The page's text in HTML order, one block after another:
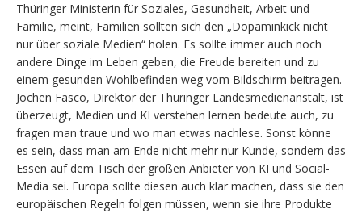
Thüringer Ministerin für Soziales, Gesundheit, Arbeit und
Familie, meint, Familien sollten sich den „Dopaminkick nicht
nur über soziale Medien“ holen. Es sollte immer auch noch
andere Dinge im Leben geben, die Freude bereiten und zu
einem gesunden Wohlbefinden weg vom Bildschirm beitragen.
Jochen Fasco, Direktor der Thüringer Landesmedienanstalt, ist
überzeugt, Medien und KI verstehen lernen bedeute auch, zu
fragen man traue und wo man etwas nachlese. Sonst könne
es sein, dass man am Ende nicht mehr nur Kunde, sondern das
Essen auf dem Tisch der großen Anbieter von KI und Social-
Media sei. Europa sollte diesen auch klar machen, dass sie den
europäischen Regeln folgen müssen, wenn sie ihre Produkte